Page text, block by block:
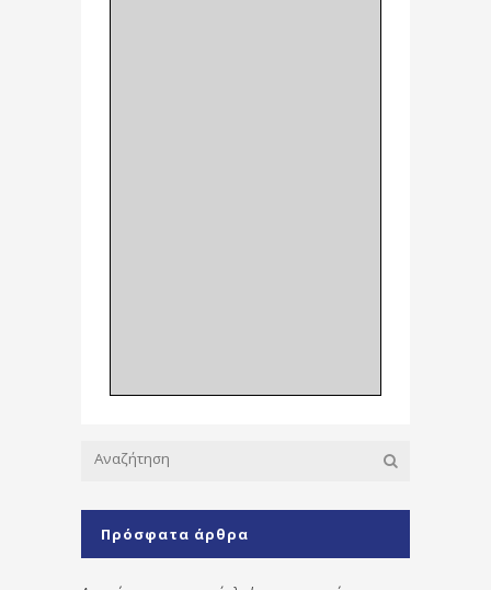
Πρόσφατα άρθρα